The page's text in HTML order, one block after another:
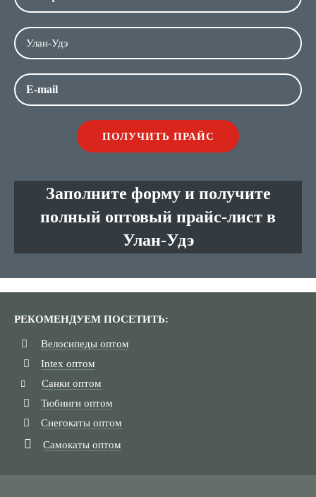
Заполните форму и получите
полный оптовый прайс-лист в
Улан-Удэ
РЕКОМЕНДУЕМ ПОСЕТИТЬ:
Велосипеды оптом
Intex оптом
Санки оптом
Тюбинги оптом
Снегокаты оптом
Самокаты оптом